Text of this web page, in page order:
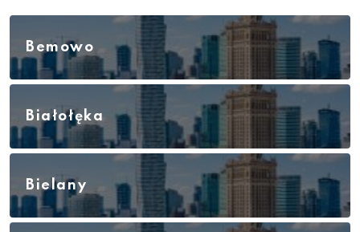
Bemowo
Białołęka
Bielany